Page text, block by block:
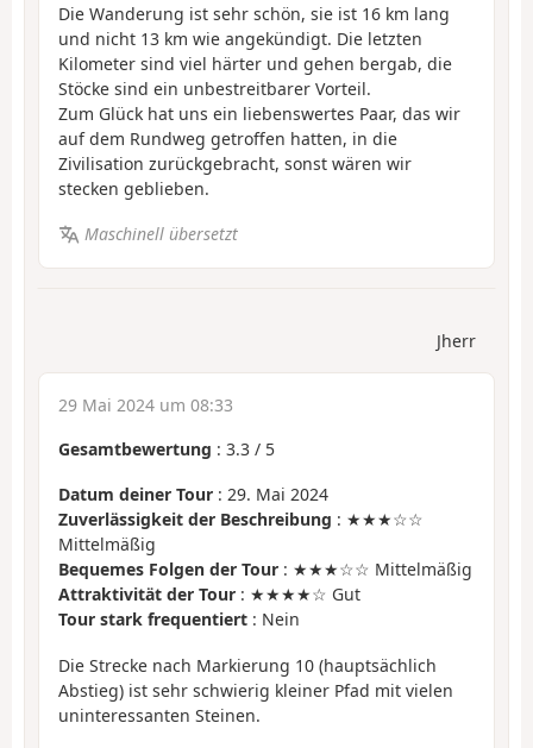
Die Wanderung ist sehr schön, sie ist 16 km lang
und nicht 13 km wie angekündigt. Die letzten
Kilometer sind viel härter und gehen bergab, die
Stöcke sind ein unbestreitbarer Vorteil.
Zum Glück hat uns ein liebenswertes Paar, das wir
auf dem Rundweg getroffen hatten, in die
Zivilisation zurückgebracht, sonst wären wir
stecken geblieben.
Maschinell übersetzt
Jherr
29 Mai 2024 um 08:33
Gesamtbewertung : 3.3 / 5
Datum deiner Tour : 29. Mai 2024
Zuverlässigkeit der Beschreibung : ★★★☆☆
Mittelmäßig
Bequemes Folgen der Tour : ★★★☆☆ Mittelmäßig
Attraktivität der Tour : ★★★★☆ Gut
Tour stark frequentiert : Nein
Die Strecke nach Markierung 10 (hauptsächlich
Abstieg) ist sehr schwierig kleiner Pfad mit vielen
uninteressanten Steinen.